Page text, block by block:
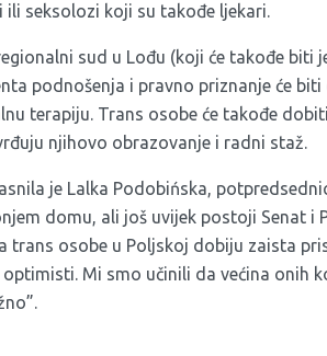
seksolozi koji su takođe ljekari.
sud u Lođu (koji će takođe biti
podnošenja i pravno priznanje će
terapiju. Trans osobe će takođe
njihovo obrazovanje i radni staž.
je Lalka Podobińska,
domu, ali još uvijek postoji Senat i
trans osobe u Poljskoj dobiju zaista
Mi smo učinili da većina onih